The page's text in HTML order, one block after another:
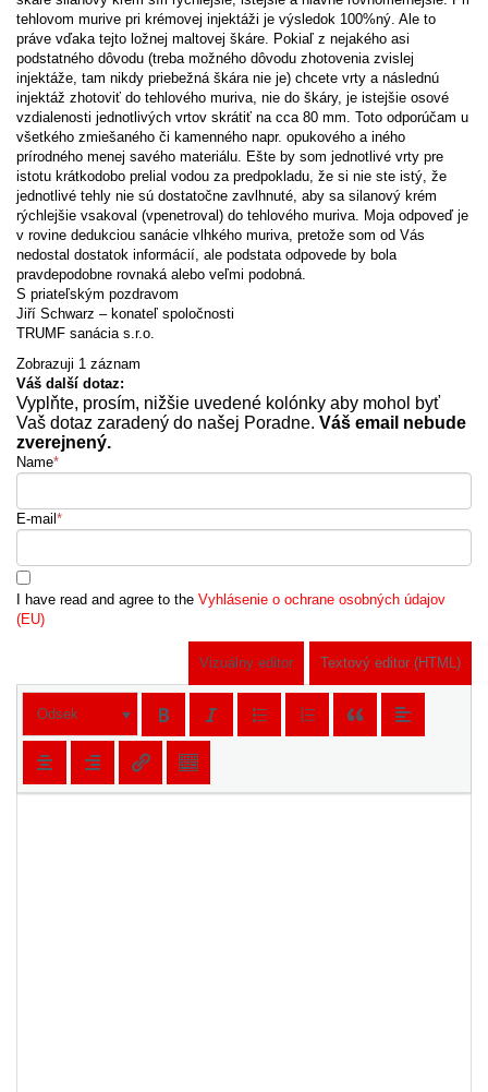
tehlovom murive pri krémovej injektáži je výsledok 100%ný. Ale to
práve vďaka tejto ložnej maltovej škáre. Pokiaľ z nejakého asi
podstatného dôvodu (treba možného dôvodu zhotovenia zvislej
injektáže, tam nikdy priebežná škára nie je) chcete vrty a následnú
injektáž zhotoviť do tehlového muriva, nie do škáry, je istejšie osové
vzdialenosti jednotlivých vrtov skrátiť na cca 80 mm. Toto odporúčam u
všetkého zmiešaného či kamenného napr. opukového a iného
prírodného menej savého materiálu. Ešte by som jednotlivé vrty pre
istotu krátkodobo prelial vodou za predpokladu, že si nie ste istý, že
jednotlivé tehly nie sú dostatočne zavlhnuté, aby sa silanový krém
rýchlejšie vsakoval (vpenetroval) do tehlového muriva. Moja odpoveď je
v rovine dedukciou sanácie vlhkého muriva, pretože som od Vás
nedostal dostatok informácií, ale podstata odpovede by bola
pravdepodobne rovnaká alebo veľmi podobná.
S priateľským pozdravom
Jiří Schwarz – konateľ spoločnosti
TRUMF sanácia s.r.o.
Zobrazuji 1 záznam
Váš další dotaz:
Vyplňte, prosím, nižšie uvedené kolónky aby mohol byť
Vaš dotaz zaradený do našej Poradne. Váš email nebude
zverejnený.
Name*
E-mail *
I have read and agree to the Vyhlásenie o ochrane osobných údajov
(EU)
Vizuálny editor Textový editor (HTML)
Odsek